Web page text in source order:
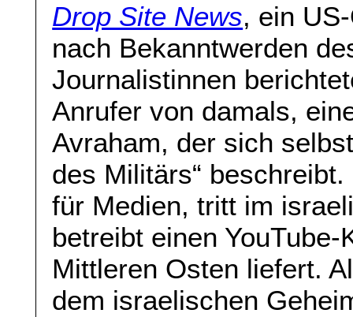
Drop Site News, ein
nach Bekanntwerden
Journalistinnen
Anrufer von damals,
Avraham, der sich
des Militärs“
für Medien, tritt im
betreibt einen
Mittleren Osten liefert.
dem israelischen